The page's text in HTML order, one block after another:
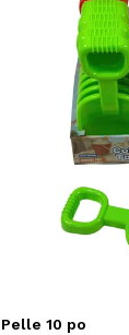
Pelle 10 po